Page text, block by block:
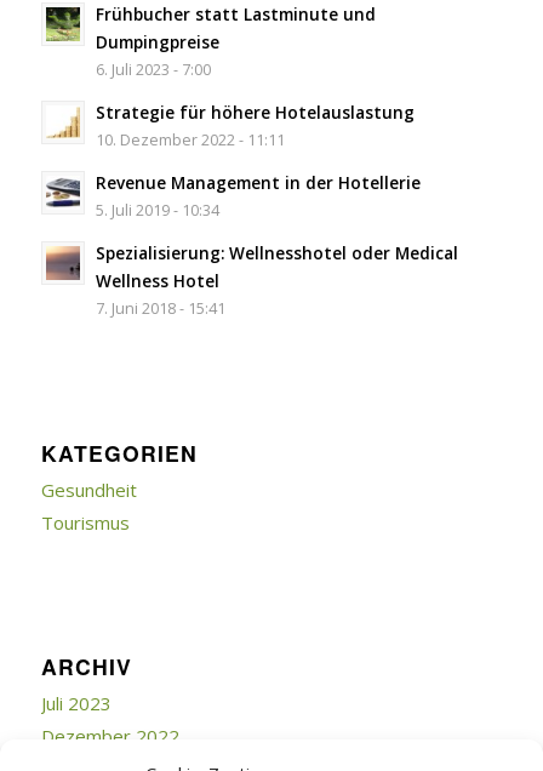
Frühbucher statt Lastminute und
Dumpingpreise
6. Juli 2023 - 7:00
Strategie für höhere Hotelauslastung
10. Dezember 2022 - 11:11
Revenue Management in der Hotellerie
5. Juli 2019 - 10:34
Spezialisierung: Wellnesshotel oder Medical
Wellness Hotel
7. Juni 2018 - 15:41
KATEGORIEN
Gesundheit
Tourismus
ARCHIV
Juli 2023
Dezember 2022